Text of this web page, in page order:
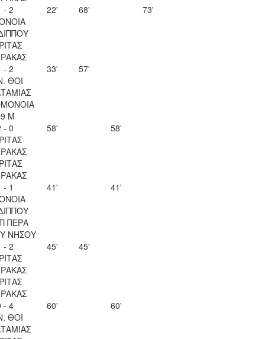
- 2
22' 68' 73'
- 2
ΘΟΙ
33' 57'
Μ
- 0
58' 58'
- 1
41' 41'
ΠΕΡΑ
ΝΗΣΟΥ
- 2
45' 45'
- 4
ΘΟΙ
60' 60'